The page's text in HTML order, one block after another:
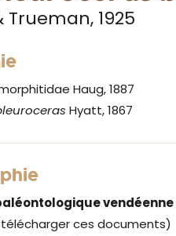
1925
Haug, 1887
Hyatt, 1867
vendéenne
ces documents)